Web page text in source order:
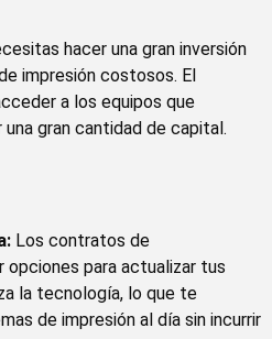
hacer una gran inversión
impresión costosos. El
a los equipos que
gran cantidad de capital.
Los contratos de
opciones para actualizar tus
la tecnología, lo que te
de impresión al día sin incurrir